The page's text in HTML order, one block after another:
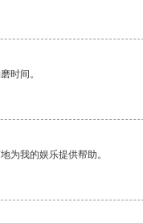
时间。
为我的娱乐提供帮助。